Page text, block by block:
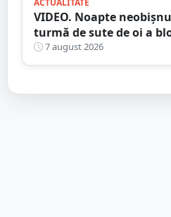
ACTUALITATE
VIDEO. Noapte
turmă de sute de oi a
Gest de apreciat al
7 august 2026